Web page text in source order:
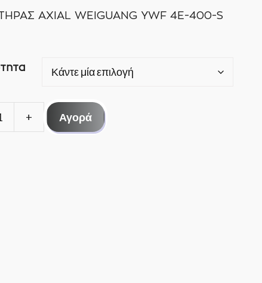
AXIAL WEIGUANG YWF 4E-400-S
Αγορά